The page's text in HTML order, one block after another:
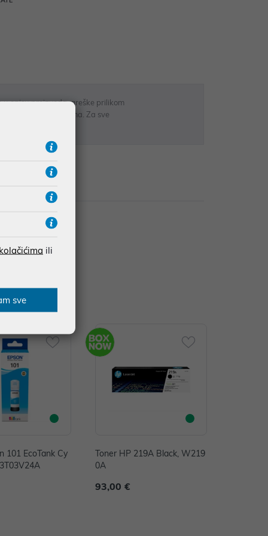
opisu proizvoda, greške prilikom
odgovarati artiklima. Za sve
Recenzije
101 EcoTank Cy
Toner HP 219A Black, W219
0A
93,00 €
ili
sve